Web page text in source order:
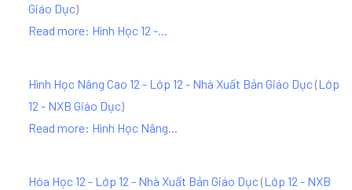
Giáo Dục)
Read more: Hình Học 12 -...
Hình Học Nâng Cao 12 - Lớp 12 - Nhà Xuất Bản Giáo Dục(Lớp
12 - NXB Giáo Dục)
Read more: Hình Học Nâng...
Hóa Học 12 - Lớp 12 - Nhà Xuất Bản Giáo Dục(Lớp 12 - NXB